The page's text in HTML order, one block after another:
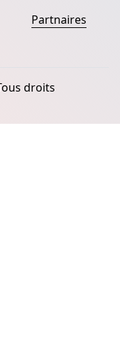
Partnaires
droits